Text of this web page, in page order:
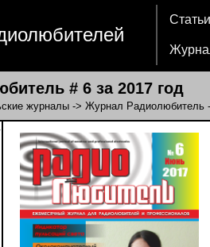
Статьи
# 6 за 2017 год
журналы -> Журнал Радиолюбитель